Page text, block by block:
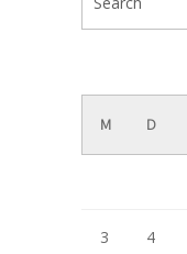
M D
3 4